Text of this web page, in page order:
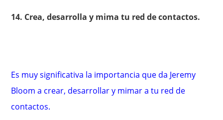
14. Crea, desarrolla y mima tu red de contactos.
Es muy significativa la importancia que da Jeremy
Bloom a crear, desarrollar y mimar a tu red de
contactos.